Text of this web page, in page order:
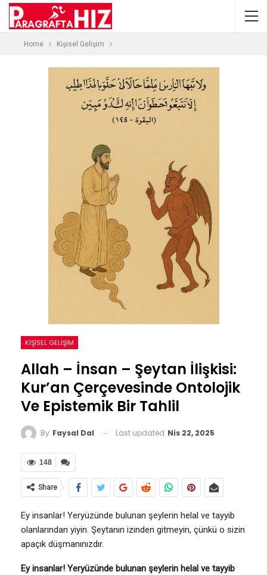
Home Kişisel Gelişim
KIŞISEL GELIŞIM
Allah – İnsan – Şeytan İlişkisi:
Kur’an Çerçevesinde Ontolojik
Ve Epistemik Bir Tahlil
By Faysal Dal Last updated Nis 22, 2025
148
Share
Ey insanlar! Yeryüzünde bulunan şeylerin helal ve tayyib
olanlarından yiyin. Şeytanın izinden gitmeyin, çünkü o sizin
apaçık düşmanınızdır.
Ey insanlar! Yeryüzünde bulunan şeylerin helal ve tayyib